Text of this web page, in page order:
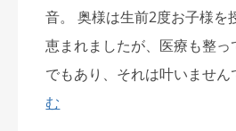
音。 奥様は生前2度お子様を
恵まれましたが、医療も整
でもあり、それは叶いませ
む